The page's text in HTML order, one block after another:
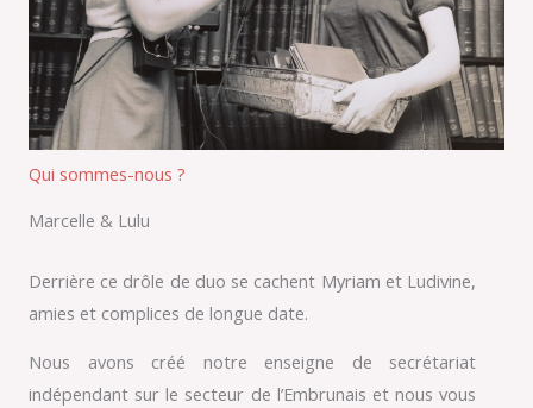
Qui sommes-nous ?
Marcelle & Lulu
Derrière ce drôle de duo se cachent Myriam et Ludivine,
amies et complices de longue date.
Nous avons créé notre enseigne de secrétariat
indépendant sur le secteur de l’Embrunais et nous vous